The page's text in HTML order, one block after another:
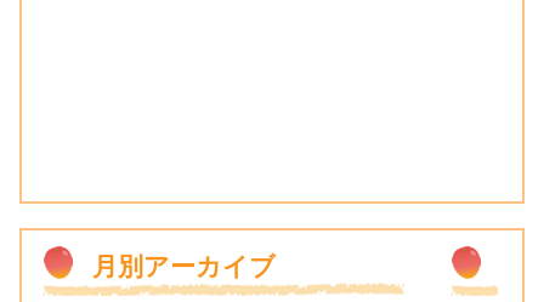
月別アーカイブ